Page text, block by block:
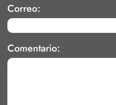
Correo:
Comentario: